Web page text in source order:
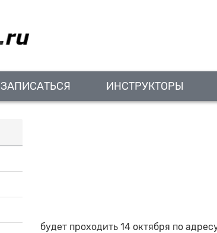
ЗАПИСАТЬСЯ ИНСТРУКТОРЫ
будет проходить 14 октября по